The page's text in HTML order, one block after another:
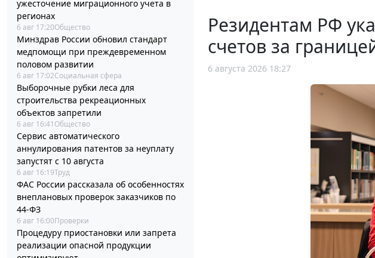
ужесточение миграционного учета в
регионах
6 авг 17:20Общество
Минздрав России обновил стандарт
медпомощи при преждевременном
половом развитии
6 авг 17:02Социальная сфера
Выборочные рубки леса для
строительства рекреационных
объектов запретили
6 авг 16:41 Общество
Сервис автоматического
аннулирования патентов за неуплату
запустят с 10 августа
6 авг 16:19Труд
ФАС России рассказала об особенностях
внеплановых проверок заказчиков по
44-ФЗ
6 авг 16:00Проверки
Процедуру приостановки или запрета
реализации опасной продукции
Резидентам РФ
счетов за
6 августа 2026 18:27